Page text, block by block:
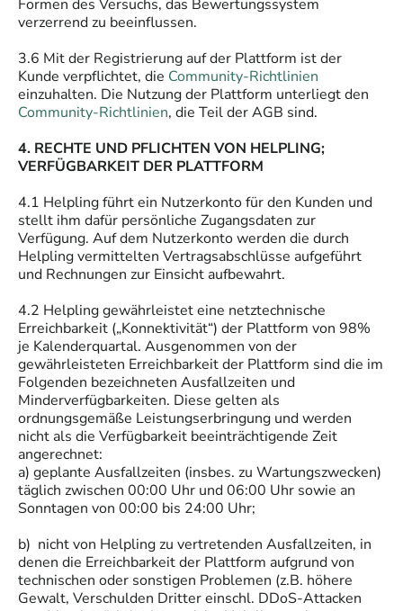
Formen des Versuchs, das Bewertungssystem
verzerrend zu beeinflussen.
3.6 Mit der Registrierung auf der Plattform ist der
Kunde verpflichtet, die Community-Richtlinien
einzuhalten. Die Nutzung der Plattform unterliegt den
Community-Richtlinien, die Teil der AGB sind.
4. RECHTE UND PFLICHTEN VON HELPLING;
VERFÜGBARKEIT DER PLATTFORM
4.1 Helpling führt ein Nutzerkonto für den Kunden und
stellt ihm dafür persönliche Zugangsdaten zur
Verfügung. Auf dem Nutzerkonto werden die durch
Helpling vermittelten Vertragsabschlüsse aufgeführt
und Rechnungen zur Einsicht aufbewahrt.
4.2 Helpling gewährleistet eine netztechnische
Erreichbarkeit („Konnektivität“) der Plattform von 98%
je Kalenderquartal. Ausgenommen von der
gewährleisteten Erreichbarkeit der Plattform sind die im
Folgenden bezeichneten Ausfallzeiten und
Minderverfügbarkeiten. Diese gelten als
ordnungsgemäße Leistungserbringung und werden
nicht als die Verfügbarkeit beeinträchtigende Zeit
angerechnet:
a) geplante Ausfallzeiten (insbes. zu Wartungszwecken)
täglich zwischen 00:00 Uhr und 06:00 Uhr sowie an
Sonntagen von 00:00 bis 24:00 Uhr;
b) nicht von Helpling zu vertretenden Ausfallzeiten, in
denen die Erreichbarkeit der Plattform aufgrund von
technischen oder sonstigen Problemen (z.B. höhere
Gewalt, Verschulden Dritter einschl. DDoS-Attacken